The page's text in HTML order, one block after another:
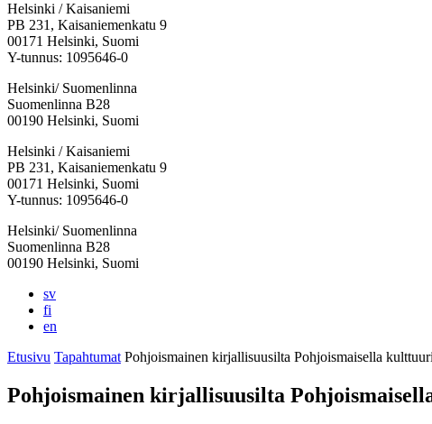
Helsinki / Kaisaniemi
PB 231, Kaisaniemenkatu 9
00171 Helsinki, Suomi
Y-tunnus: 1095646-0
Helsinki/ Suomenlinna
Suomenlinna B28
00190 Helsinki, Suomi
Facebook:
Avataan
uuteen
välilehteen
Instagram:
Avataan
uuteen
välilehteen
TikTok:
Avataan
uuteen
välilehteen
Youtube:
Avataan
uuteen
välilehteen
Vimeo:
Avataan
uuteen
välilehteen
Helsinki / Kaisaniemi
PB 231, Kaisaniemenkatu 9
00171 Helsinki, Suomi
Y-tunnus: 1095646-0
Helsinki/ Suomenlinna
Suomenlinna B28
00190 Helsinki, Suomi
sv
fi
en
Etusivu Tapahtumat Pohjoismainen kirjallisuusilta Pohjoismaisella
Pohjoismainen kirjallisuusilta